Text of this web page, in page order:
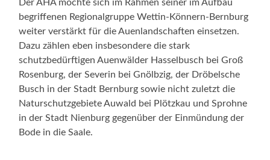
Der AHA möchte sich im Rahmen seiner im Aufbau
begriffenen Regionalgruppe Wettin-Könnern-Bernburg
weiter verstärkt für die Auenlandschaften einsetzen.
Dazu zählen eben insbesondere die stark
schutzbedürftigen Auenwälder Hasselbusch bei Groß
Rosenburg, der Severin bei Gnölbzig, der Dröbelsche
Busch in der Stadt Bernburg sowie nicht zuletzt die
Naturschutzgebiete Auwald bei Plötzkau und Sprohne
in der Stadt Nienburg gegenüber der Einmündung der
Bode in die Saale.